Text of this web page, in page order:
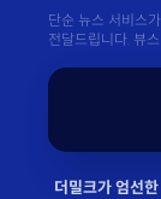
단순 뉴스 서비스
전달드립니다. 뷰
더밀크가 엄선